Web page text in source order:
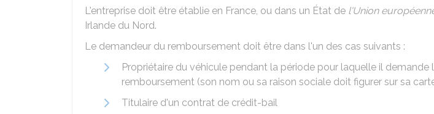
L'entreprise doit être établie en France, ou dans un État de l'Union
Irlande du Nord.
Le demandeur du remboursement doit être dans l'un des cas suivants :
Propriétaire du véhicule pendant la période pour laquelle il demande
remboursement (son nom ou sa raison sociale doit figurer sur sa
Titulaire d'un contrat de crédit-bail